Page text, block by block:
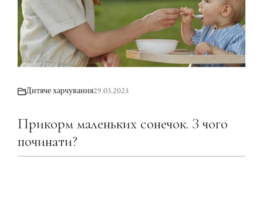
Дитяче харчування29.03.2023
Прикорм маленьких сонечок. З чого
починати?